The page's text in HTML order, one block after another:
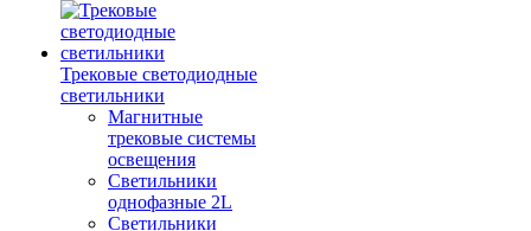
Трековые светодиодные
светильники
Магнитные
трековые системы
освещения
Светильники
однофазные 2L
Светильники